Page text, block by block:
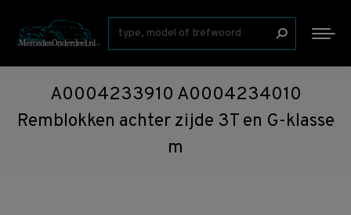
Zoeken:
A0004233910 A0004234010
Remblokken achter zijde 3T en G-klasse
m